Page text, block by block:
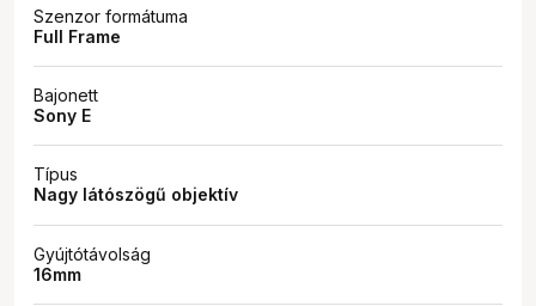
Szenzor formátuma
Full Frame
Bajonett
Sony E
Típus
Nagy látószögű objektív
Gyújtótávolság
16mm